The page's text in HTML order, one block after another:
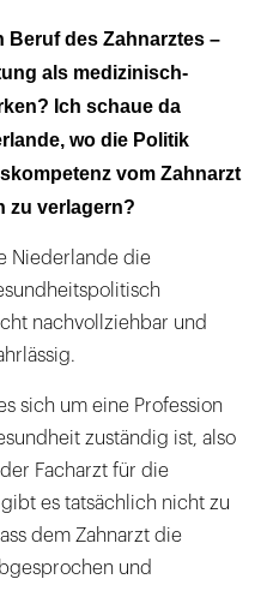
Beruf des Zahnarztes –
als medizinisch-
Ich schaue da
wo die Politik
vom Zahnarzt
zu verlagern?
Niederlande die
nachvollziehbar und
sich um eine Profession
zuständig ist, also
Facharzt für die
es tatsächlich nicht zu
dem Zahnarzt die
und